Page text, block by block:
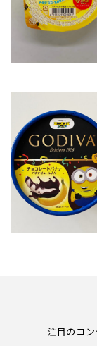
注目のコ